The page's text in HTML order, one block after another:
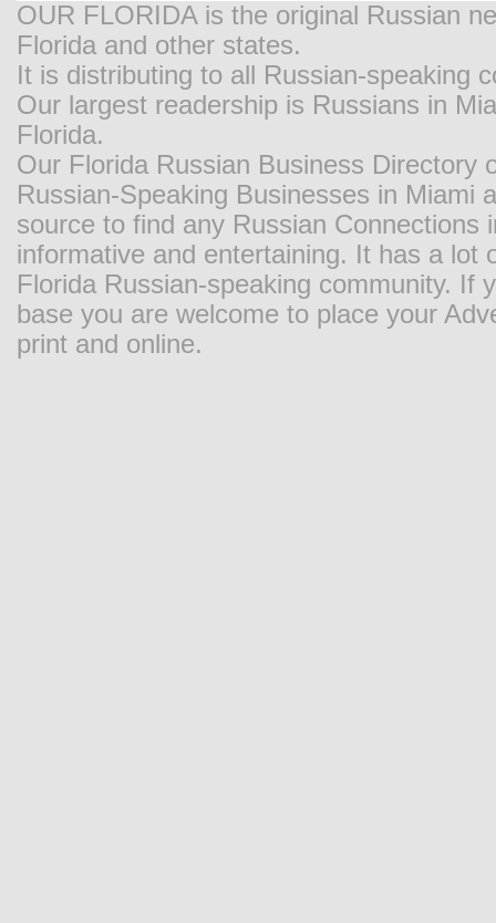
OUR FLORIDA is the original Russian
Florida and other states.
It is distributing to all Russian-speaking
Our largest readership is Russians in
Florida.
Our Florida Russian Business Directory
Russian-Speaking Businesses in Miami
source to find any Russian
informative and entertaining. It has a
Florida Russian-speaking community. If
base you are welcome to place your
print and online.